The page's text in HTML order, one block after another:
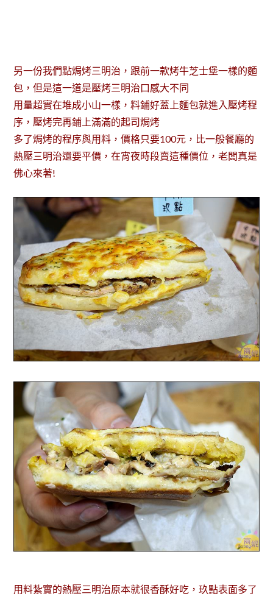
另一份我們點焗烤三明治，跟前一款烤牛芝士堡一樣的麵
包，但是這一道是壓烤三明治口感大不同
用量超實在堆成小山一樣，料鋪好蓋上麵包就進入壓烤程
序，壓烤完再鋪上滿滿的起司焗烤
多了焗烤的程序與用料，價格只要100元，比一般餐廳的
熱壓三明治還要平價，在宵夜時段賣這種價位，老闆真是
佛心來著!
用料紮實的熱壓三明治原本就很香酥好吃，玖點表面多了